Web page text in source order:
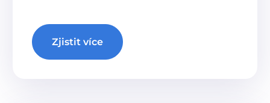
Zjistit více